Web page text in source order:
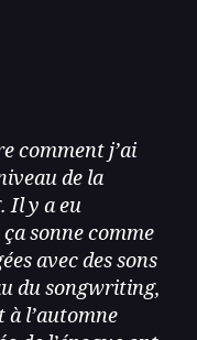
comment j’ai
de la
Il y a eu
sonne comme
avec des sons
du songwriting,
à l’automne